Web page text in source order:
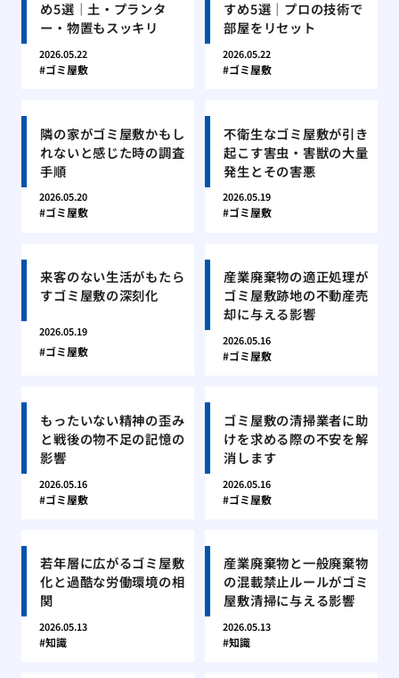
め5選｜土・プランタ
ー・物置もスッキリ
2026.05.22
ゴミ屋敷
すめ5選｜プロの技術で
部屋をリセット
2026.05.22
ゴミ屋敷
隣の家がゴミ屋敷かもし
れないと感じた時の調査
手順
2026.05.20
ゴミ屋敷
不衛生なゴミ屋敷が引き
起こす害虫・害獣の大量
発生とその害悪
2026.05.19
ゴミ屋敷
来客のない生活がもたら
すゴミ屋敷の深刻化
2026.05.19
ゴミ屋敷
産業廃棄物の適正処理が
ゴミ屋敷跡地の不動産売
却に与える影響
2026.05.16
ゴミ屋敷
もったいない精神の歪み
と戦後の物不足の記憶の
影響
2026.05.16
ゴミ屋敷
ゴミ屋敷の清掃業者に助
けを求める際の不安を解
消します
2026.05.16
ゴミ屋敷
若年層に広がるゴミ屋敷
化と過酷な労働環境の相
関
2026.05.13
知識
産業廃棄物と一般廃棄物
の混載禁止ルールがゴミ
屋敷清掃に与える影響
2026.05.13
知識